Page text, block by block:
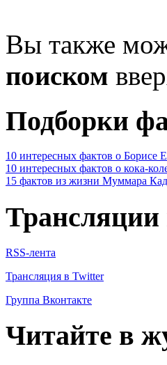
Вы также
поиском
Подборки
10 интересных фактов о Борисе
10 интересных фактов о кока-
15 фактов из жизни Муммара
Трансляции
RSS-лента
Трансляция в Twitter
Группа Вконтакте
Читайте в